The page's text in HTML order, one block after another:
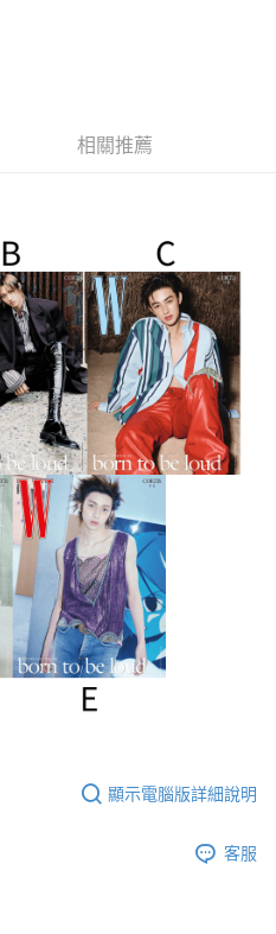
即可結帳。
款。
」後，將跳轉至「AFTEE先享後付」
，即可完成結帳。
知簡訊。
此簡訊中的連結，可透過四大超商／
，方視為交易完成。
繳費，但若您需要取消訂單，請聯絡
訂單仍視為有效，需透過AFTEE先享
」之結帳頁面顯示為準，若有關於
相關疑問，請聯繫「AFTEE先享後付
support/home
之「AFTEE先享後付」服務完成之交
資料，並將交易相關給付款項請求債
下網址：
據個別帳號之用戶狀況，依本公司即
度不足之情形，本公司將視審查結果
資訊註冊。若發現惡意使用之情形，
戶之使用額度並採取法律行動。
)免運費
)免運費
)免運費
)免運費
查看運費
相關推薦
顯示電腦版詳細說明
客服